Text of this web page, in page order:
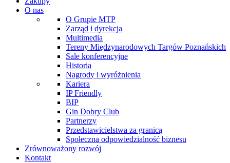
O nas
O Grupie MTP
Zarząd i dyrekcja
Multimedia
Tereny Międzynarodowych Targów Poznańskich
Sale konferencyjne
Historia
Nagrody i wyróżnienia
Kariera
IP Friendly
BIP
Gin Dobry Club
Partnerzy
Przedstawicielstwa za granicą
Społeczna odpowiedzialność biznesu
Zrównoważony rozwój
Kontakt